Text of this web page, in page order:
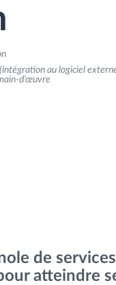
à
du
caractéristiques
au logiciel
d’œuvre
de
atteindre